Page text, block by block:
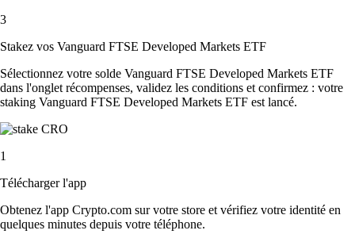
3
Stakez vos Vanguard FTSE Developed Markets ETF
Sélectionnez votre solde Vanguard FTSE Developed Markets ETF
dans l'onglet récompenses, validez les conditions et confirmez : votre
staking Vanguard FTSE Developed Markets ETF est lancé.
1
Télécharger l'app
Obtenez l'app Crypto.com sur votre store et vérifiez votre identité en
quelques minutes depuis votre téléphone.